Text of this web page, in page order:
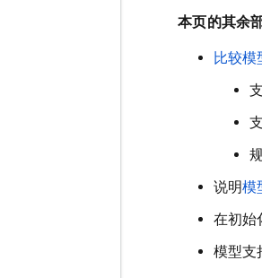
本页的其余
比较模
说明模
在初始
模型支